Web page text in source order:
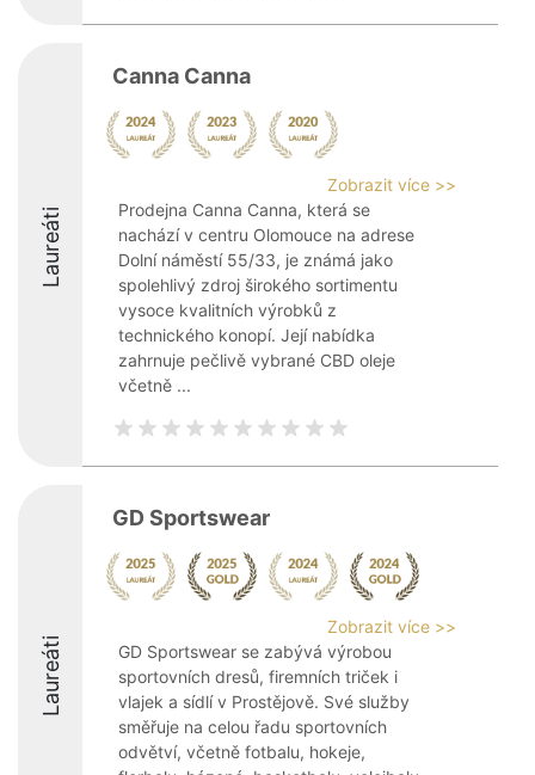
Laureáti
Canna Canna
Zobrazit více >>
Prodejna Canna Canna, která se
nachází v centru Olomouce na adrese
Dolní náměstí 55/33, je známá jako
spolehlivý zdroj širokého sortimentu
vysoce kvalitních výrobků z
technického konopí. Její nabídka
zahrnuje pečlivě vybrané CBD oleje
včetně ...
Laureáti
GD Sportswear
Zobrazit více >>
GD Sportswear se zabývá výrobou
sportovních dresů, firemních triček i
vlajek a sídlí v Prostějově. Své služby
směřuje na celou řadu sportovních
odvětví, včetně fotbalu, hokeje,